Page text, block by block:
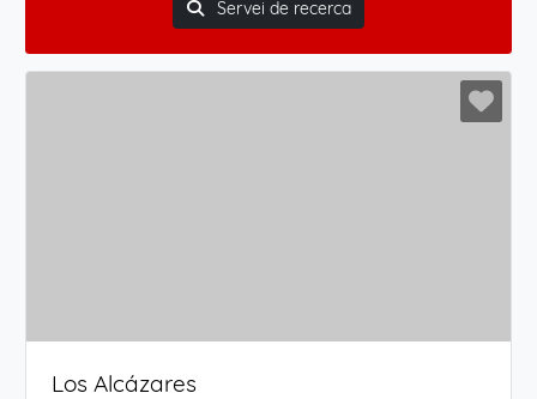
Servei de recerca
Los Alcázares